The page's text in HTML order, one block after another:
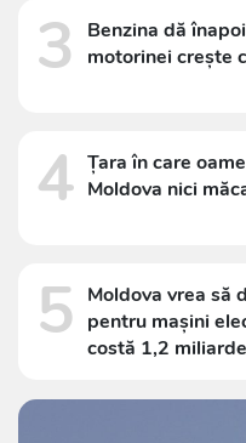
3
Benzina dă
motorinei crește
4 Țara în care
Moldova nici
5 Moldova vrea să
pentru mașini
costă 1,2